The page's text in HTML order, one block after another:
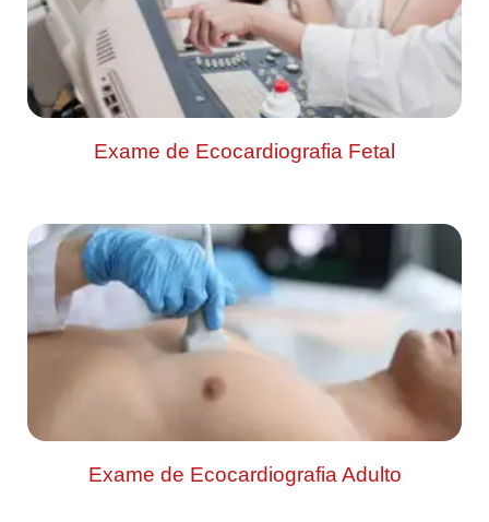
Exame de Ecocardiografia Fetal
Exame de Ecocardiografia Adulto